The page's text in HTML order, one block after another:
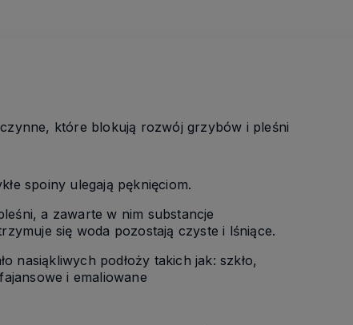
które blokują rozwój grzybów i pleśni
spoiny ulegają pęknięciom.
a zawarte w nim substancje
się woda pozostają czyste i lśniące.
nasiąkliwych podłoży takich jak: szkło,
i emaliowane